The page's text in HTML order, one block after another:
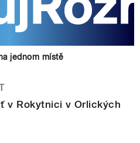
jednom místě
v Rokytnici v Orlických